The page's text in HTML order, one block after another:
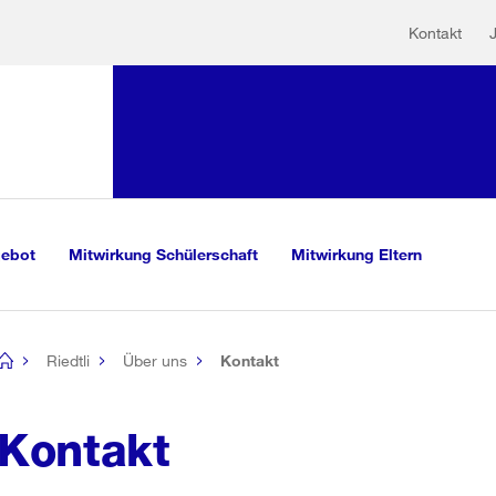
Kontakt
Mitwirkung Schülerschaft Mitwirkung Eltern
Riedtli Über uns Kontakt
Kontakt